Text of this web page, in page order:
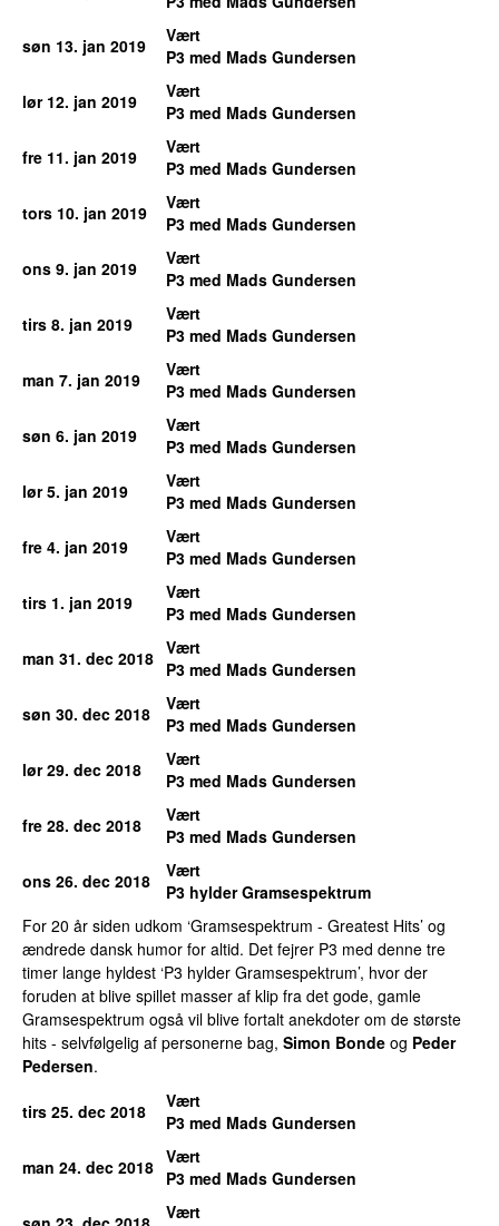
søn 13. jan 2019
Vært
P3 med Mads Gundersen
lør 12. jan 2019
Vært
P3 med Mads Gundersen
fre 11. jan 2019
Vært
P3 med Mads Gundersen
tors 10. jan 2019
Vært
P3 med Mads Gundersen
ons 9. jan 2019
Vært
P3 med Mads Gundersen
tirs 8. jan 2019
Vært
P3 med Mads Gundersen
man 7. jan 2019
Vært
P3 med Mads Gundersen
søn 6. jan 2019
Vært
P3 med Mads Gundersen
lør 5. jan 2019
Vært
P3 med Mads Gundersen
fre 4. jan 2019
Vært
P3 med Mads Gundersen
tirs 1. jan 2019
Vært
P3 med Mads Gundersen
man 31. dec 2018 Vært
P3 med Mads Gundersen
søn 30. dec 2018
Vært
P3 med Mads Gundersen
lør 29. dec 2018
Vært
P3 med Mads Gundersen
fre 28. dec 2018
Vært
P3 med Mads Gundersen
ons 26. dec 2018
Vært
P3 hylder Gramsespektrum
For 20 år siden udkom ‘Gramsespektrum - Greatest Hits’ og
ændrede dansk humor for altid. Det fejrer P3 med denne tre
timer lange hyldest ‘P3 hylder Gramsespektrum’, hvor der
foruden at blive spillet masser af klip fra det gode, gamle
Gramsespektrum også vil blive fortalt anekdoter om de største
hits - selvfølgelig af personerne bag, Simon Bonde og Peder
Pedersen.
tirs 25. dec 2018
Vært
P3 med Mads Gundersen
man 24. dec 2018 Vært
P3 med Mads Gundersen
Vært